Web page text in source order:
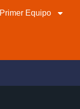
Primer Equipo